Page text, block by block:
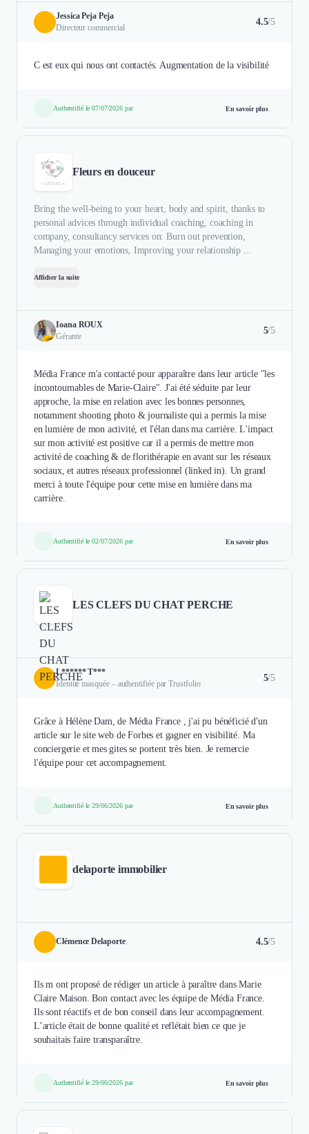
Jessica Peja Peja
Directeur commercial
4.5/5
C est eux qui nous ont contactés. Augmentation de la visibilité
Authentifié le 07/07/2026 par En savoir plus
Fleurs en douceur
Bring the well-being to your heart, body and spirit, thanks to
personal advices through individual coaching, coaching in
company, consultancy services on: Burn out prevention,
Managing your emotions, Improving your relationship ...
Afficher la suite
Ioana ROUX
Gérante
5/5
Média France m'a contacté pour apparaître dans leur article "les
incontournables de Marie-Claire". J'ai été séduite par leur
approche, la mise en relation avec les bonnes personnes,
notamment shooting photo & journaliste qui a permis la mise
en lumière de mon activité, et l'élan dans ma carrière. L'impact
sur mon activité est positive car il a permis de mettre mon
activité de coaching & de florithérapie en avant sur les réseaux
sociaux, et autres réseaux professionnel (linked in). Un grand
merci à toute l'équipe pour cette mise en lumière dans ma
carrière.
Authentifié le 02/07/2026 par En savoir plus
LES CLEFS DU CHAT PERCHE
L****** T***
Identité masquée – authentifiée par Trustfolio
5/5
Grâce à Hélène Dam, de Média France , j'ai pu bénéficié d'un
article sur le site web de Forbes et gagner en visibilité. Ma
conciergerie et mes gites se portent très bien. Je remercie
l'équipe pour cet accompagnement.
Authentifié le 29/06/2026 par En savoir plus
delaporte immobilier
Clémence Delaporte 4.5/5
Ils m ont proposé de rédiger un article à paraître dans Marie
Claire Maison. Bon contact avec les équipe de Média France.
Ils sont réactifs et de bon conseil dans leur accompagnement.
L’article était de bonne qualité et reflétait bien ce que je
souhaitais faire transparaître.
Authentifié le 29/06/2026 par En savoir plus